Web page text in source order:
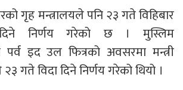
गृह मन्त्रालयले पनि २३ गते विहिबार
निर्णय गरेको छ । मुस्लिम
पर्व इद उल फित्रको अवसरमा मन्त्री
गते विदा दिने निर्णय गरेको थियो ।